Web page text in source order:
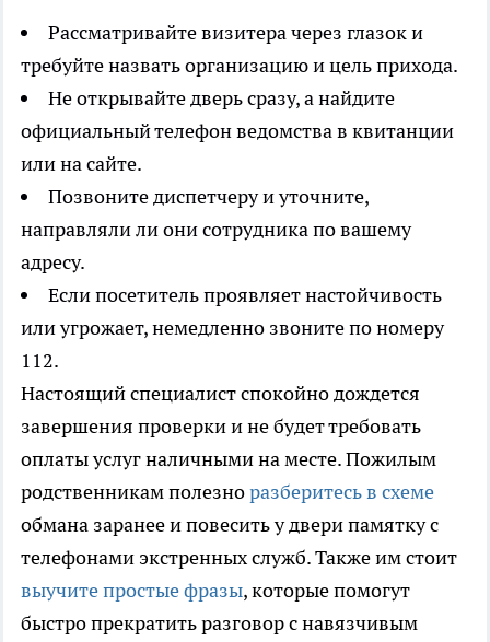
Рассматривайте визитера через глазок и
требуйте назвать организацию и цель прихода.
Не открывайте дверь сразу, а найдите
официальный телефон ведомства в квитанции
или на сайте.
Позвоните диспетчеру и уточните,
направляли ли они сотрудника по вашему
адресу.
Если посетитель проявляет настойчивость
или угрожает, немедленно звоните по номеру
112.
Настоящий специалист спокойно дождется
завершения проверки и не будет требовать
оплаты услуг наличными на месте. Пожилым
родственникам полезноразберитесь в схеме
обмана заранее и повесить у двери памятку с
телефонами экстренных служб. Также им стоит
выучите простые фразы, которые помогут
быстро прекратить разговор с навязчивым